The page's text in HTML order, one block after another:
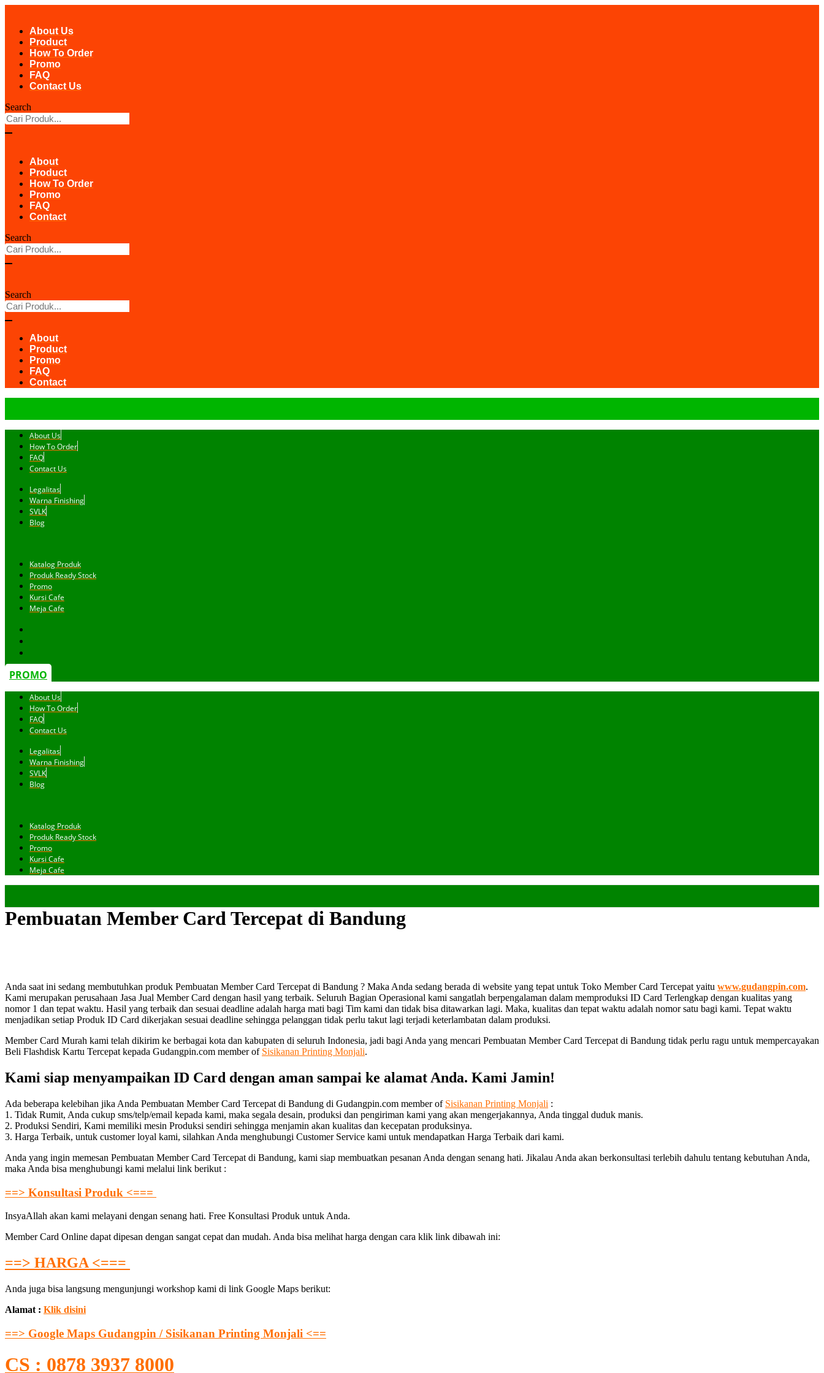
contentAbout Us
Product
How To Order
Promo
FAQ
Contact Us
Search
About
Product
How To Order
Promo
FAQ
Contact
Search
Search
About
Product
Promo
FAQ
Contact
About Us
How To Order
FAQ
Contact Us
Legalitas
Warna Finishing
SVLK
Blog
Katalog Produk
Produk Ready Stock
Promo
Kursi Cafe
Meja Cafe
PROMO
About Us
How To Order
FAQ
Contact Us
Legalitas
Warna Finishing
SVLK
Blog
Katalog Produk
Produk Ready Stock
Promo
Kursi Cafe
Meja Cafe
Pembuatan Member Card Tercepat di Bandung
Anda saat ini sedang membutuhkan produk Pembuatan Member Card Tercepat di Bandung ? Maka Anda sedang berada di website yang tepat untuk Toko Member Card Tercepat yaitu www.gudangpin.com.
Kami merupakan perusahaan Jasa Jual Member Card dengan hasil yang terbaik. Seluruh Bagian Operasional kami sangatlah berpengalaman dalam memproduksi ID Card Terlengkap dengan kualitas yang
nomor 1 dan tepat waktu. Hasil yang terbaik dan sesuai deadline adalah harga mati bagi Tim kami dan tidak bisa ditawarkan lagi. Maka, kualitas dan tepat waktu adalah nomor satu bagi kami. Tepat waktu
menjadikan setiap Produk ID Card dikerjakan sesuai deadline sehingga pelanggan tidak perlu takut lagi terjadi keterlambatan dalam produksi.
Member Card Murah kami telah dikirim ke berbagai kota dan kabupaten di seluruh Indonesia, jadi bagi Anda yang mencari Pembuatan Member Card Tercepat di Bandung tidak perlu ragu untuk mempercayakan
Beli Flashdisk Kartu Tercepat kepada Gudangpin.com member of Sisikanan Printing Monjali.
Kami siap menyampaikan ID Card dengan aman sampai ke alamat Anda. Kami Jamin!
Ada beberapa kelebihan jika Anda Pembuatan Member Card Tercepat di Bandung di Gudangpin.com member of Sisikanan Printing Monjali :
1. Tidak Rumit, Anda cukup sms/telp/email kepada kami, maka segala desain, produksi dan pengiriman kami yang akan mengerjakannya, Anda tinggal duduk manis.
2. Produksi Sendiri, Kami memiliki mesin Produksi sendiri sehingga menjamin akan kualitas dan kecepatan produksinya.
3. Harga Terbaik, untuk customer loyal kami, silahkan Anda menghubungi Customer Service kami untuk mendapatkan Harga Terbaik dari kami.
Anda yang ingin memesan Pembuatan Member Card Tercepat di Bandung, kami siap membuatkan pesanan Anda dengan senang hati. Jikalau Anda akan berkonsultasi terlebih dahulu tentang kebutuhan Anda,
maka Anda bisa menghubungi kami melalui link berikut :
==> Konsultasi Produk <===
InsyaAllah akan kami melayani dengan senang hati. Free Konsultasi Produk untuk Anda.
Member Card Online dapat dipesan dengan sangat cepat dan mudah. Anda bisa melihat harga dengan cara klik link dibawah ini:
==> HARGA <===
Anda juga bisa langsung mengunjungi workshop kami di link Google Maps berikut:
Alamat : Klik disini
==> Google Maps Gudangpin / Sisikanan Printing Monjali <==
CS : 0878 3937 8000